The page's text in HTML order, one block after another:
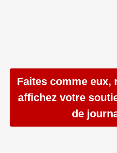
Faites comme eux,
affichez votre
de